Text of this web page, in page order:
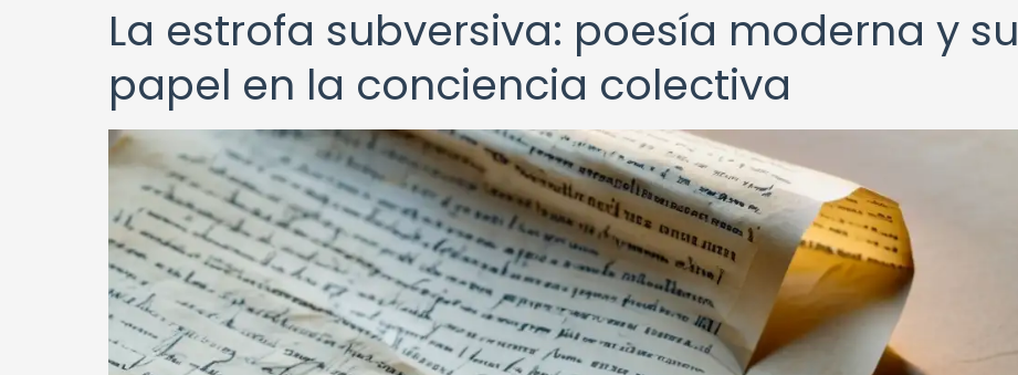
La estrofa subversiva: poesía moderna y su
papel en la conciencia colectiva